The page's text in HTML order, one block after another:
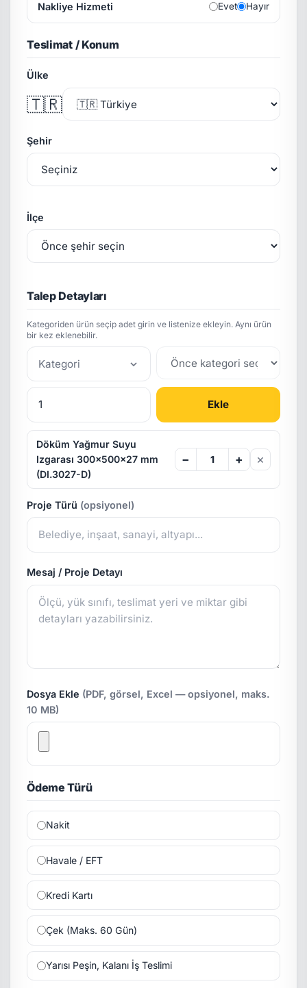
Nakliye Hizmeti Evet Hayır
Teslimat / Konum
Ülke
🇹🇷
Şehir
İlçe
Talep Detayları
Kategoriden ürün seçip adet girin ve listenize ekleyin. Aynı ürün
bir kez eklenebilir.
Kategori
Ekle
Döküm Yağmur Suyu
Izgarası 300x500x27 mm
(DI.3027-D)
− + ×
Proje Türü (opsiyonel)
Mesaj / Proje Detayı
Dosya Ekle (PDF, görsel, Excel — opsiyonel, maks.
10 MB)
Ödeme Türü
Nakit
Havale / EFT
Kredi Kartı
Çek (Maks. 60 Gün)
Yarısı Peşin, Kalanı İş Teslimi